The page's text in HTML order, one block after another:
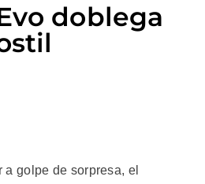
doblega
golpe de sorpresa, el